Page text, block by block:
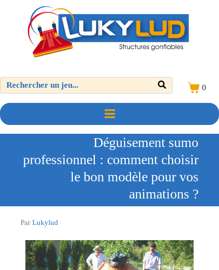
0
Déguisement sumo
professionnel : comment choisir
le bon modèle pour vos
animations ?
ParLukylud